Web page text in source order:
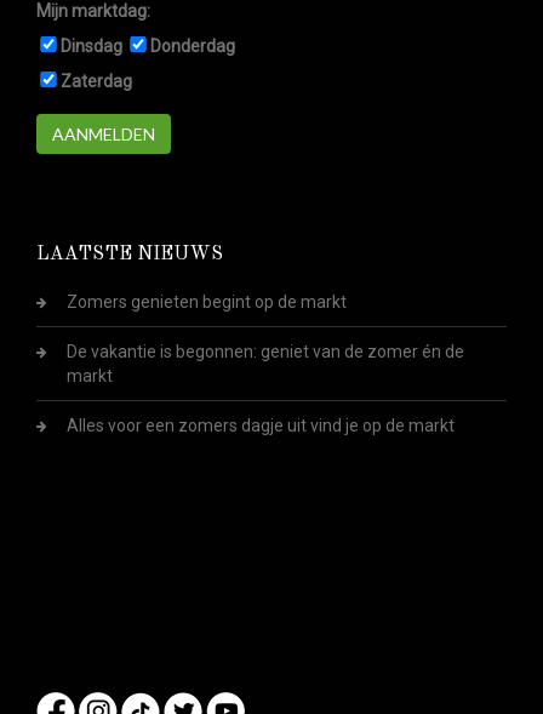
Mijn marktdag:
Dinsdag
Donderdag
Zaterdag
AANMELDEN
LAATSTE NIEUWS
Zomers genieten begint op de markt
De vakantie is begonnen: geniet van de zomer én de
markt
Alles voor een zomers dagje uit vind je op de markt